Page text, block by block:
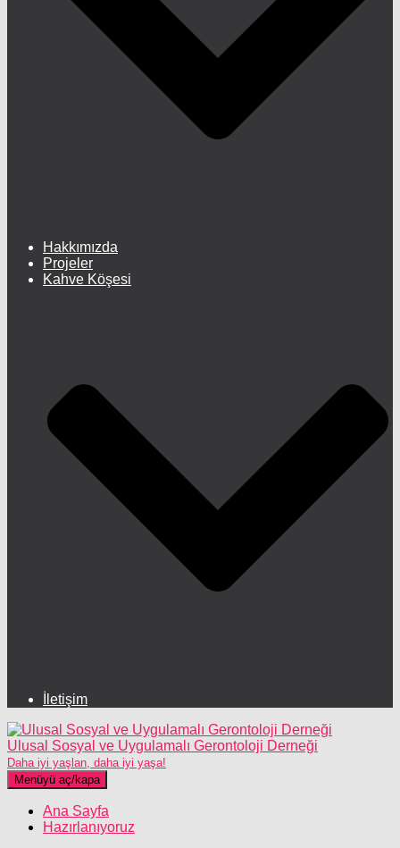
Hakkımızda
Projeler
Kahve Köşesi
İletişim
Ulusal Sosyal ve Uygulamalı Gerontoloji Derneği
Daha iyi yaşlan, daha iyi yaşa!
Menüyü aç/kapa
Ana Sayfa
Hazırlanıyoruz